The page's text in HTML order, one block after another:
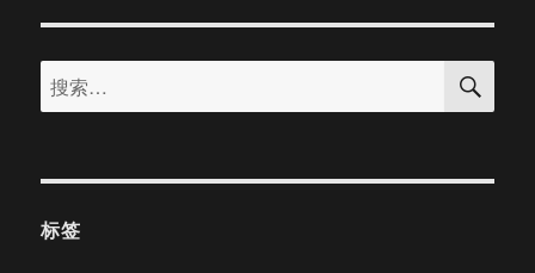
做
样
间
搜
索：
搜
标签